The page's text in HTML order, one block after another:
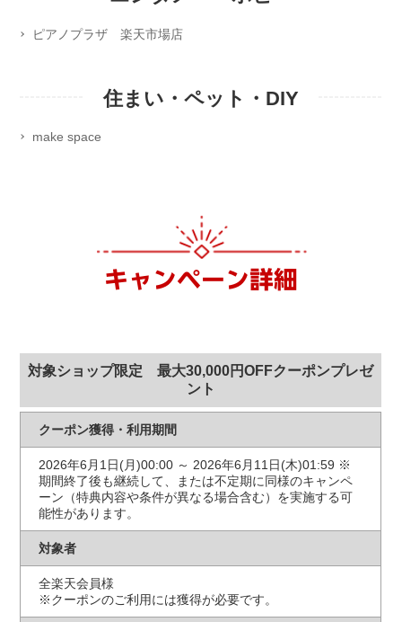
ピアノプラザ 楽天市場店
住まい・ペット・DIY
make space
キャンペーン詳細
対象ショップ限定 最大30,000円OFFクーポンプレゼ
ント
クーポン獲得・利用期間
2026年6月1日(月)00:00 ～ 2026年6月11日(木)01:59 ※
期間終了後も継続して、または不定期に同様のキャンペ
ーン（特典内容や条件が異なる場合含む）を実施する可
能性があります。
対象者
全楽天会員様
※クーポンのご利用には獲得が必要です。